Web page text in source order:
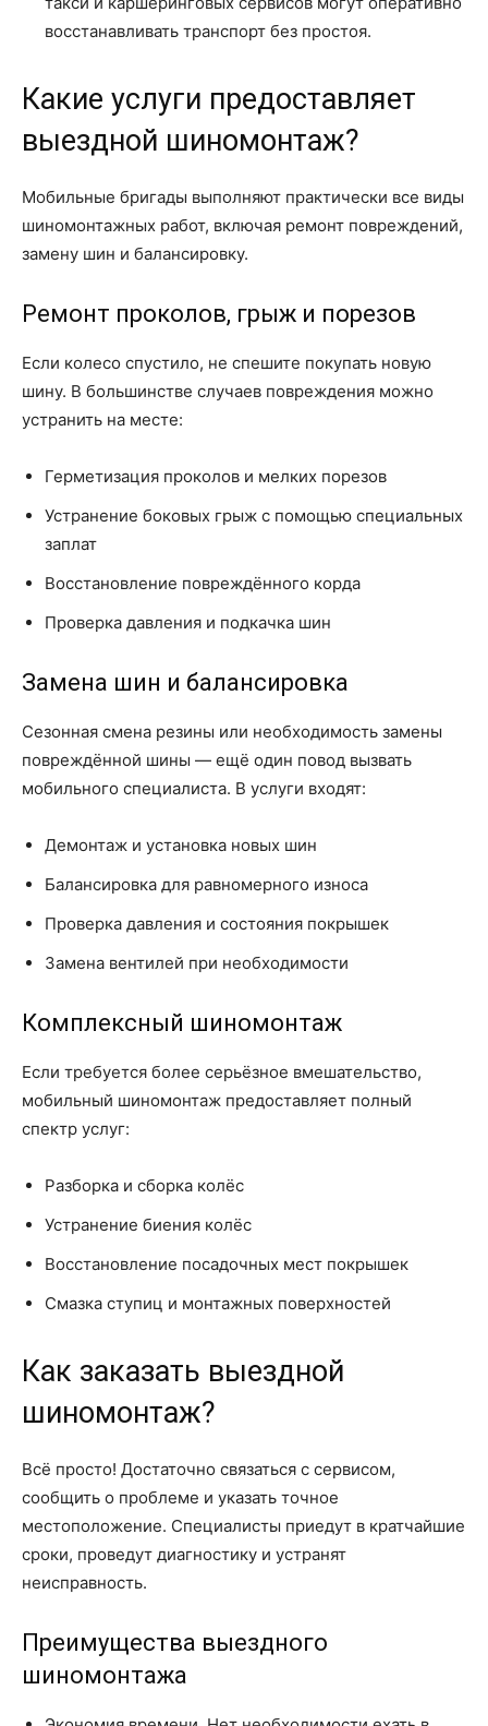
восстанавливать транспорт без простоя.
Какие услуги предоставляет
выездной шиномонтаж?
Мобильные бригады выполняют практически все виды
шиномонтажных работ, включая ремонт повреждений,
замену шин и балансировку.
Ремонт проколов, грыж и порезов
Если колесо спустило, не спешите покупать новую
шину. В большинстве случаев повреждения можно
устранить на месте:
Герметизация проколов и мелких порезов
Устранение боковых грыж с помощью специальных
заплат
Восстановление повреждённого корда
Проверка давления и подкачка шин
Замена шин и балансировка
Сезонная смена резины или необходимость замены
повреждённой шины — ещё один повод вызвать
мобильного специалиста. В услуги входят:
Демонтаж и установка новых шин
Балансировка для равномерного износа
Проверка давления и состояния покрышек
Замена вентилей при необходимости
Комплексный шиномонтаж
Если требуется более серьёзное вмешательство,
мобильный шиномонтаж предоставляет полный
спектр услуг:
Разборка и сборка колёс
Устранение биения колёс
Восстановление посадочных мест покрышек
Смазка ступиц и монтажных поверхностей
Как заказать выездной
шиномонтаж?
Всё просто! Достаточно связаться с сервисом,
сообщить о проблеме и указать точное
местоположение. Специалисты приедут в кратчайшие
сроки, проведут диагностику и устранят
неисправность.
Преимущества выездного
шиномонтажа